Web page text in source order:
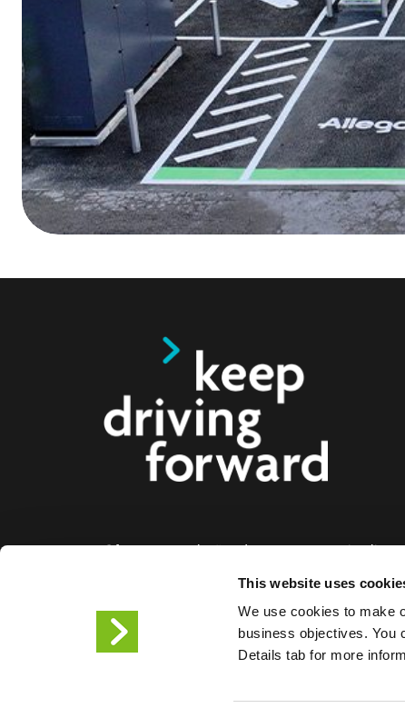
This website uses
We use cookies to make
business objectives. You
Details tab for more
Oferecemos soluções de carregamento
empresas e cidades. As nossas soluções de
facilitam às empresas e às cidades a
infraestrutura de que os condutores de veículos
necessitam, enquanto a escalabilidade dos